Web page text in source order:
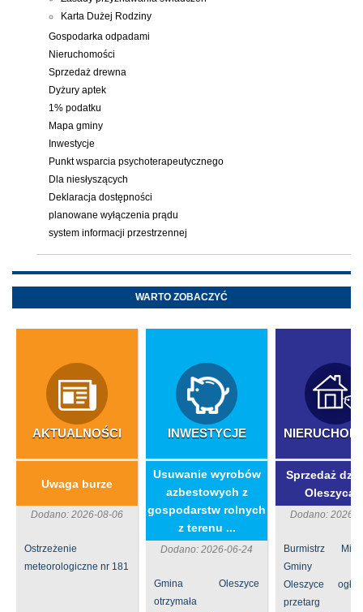
Karta Dużej Rodziny
Gospodarka odpadami
Nieruchomości
Sprzedaż drewna
Dyżury aptek
1% podatku
Mapa gminy
Inwestycje
Punkt wsparcia psychoterapeutycznego
Dla niesłyszących
Deklaracja dostępności
planowane wyłączenia prądu
system informacji przestrzennej
WARTO ZOBACZYĆ
AKTUALNOŚCI
Uwaga burze
Dodano: 2026-08-06
Ostrzeżenie
meteorologiczne nr 181
INWESTYCJE
​Usuwanie wyrobów
azbestowych z
gospodarstw rolnych
z terenu ...
Dodano: 2026-06-24
Gmina Oleszyce
otrzymała
Sprzedaż
Dodano: 2026-
Burmistrz
Gminy
Oleszyce
przetarg